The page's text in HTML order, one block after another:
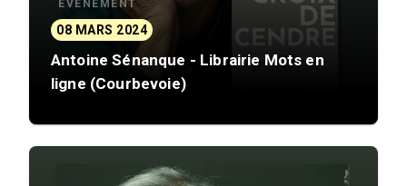
ÉVÈNEMENT
08 MARS 2024
Antoine Sénanque - Librairie Mots en
ligne (Courbevoie)